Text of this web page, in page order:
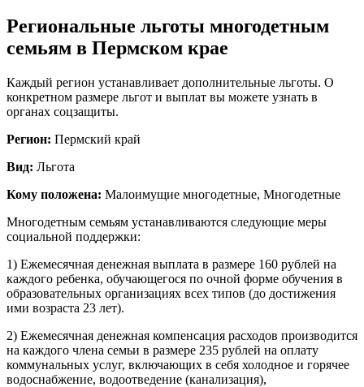
Региональные льготы многодетным
семьям в Пермском крае
Каждый регион устанавливает дополнительные льготы. О
конкретном размере льгот и выплат вы можете узнать в
органах соцзащиты.
Регион: Пермский край
Вид: Льгота
Кому положена: Малоимущие многодетные, Многодетные
Многодетным семьям устанавливаются следующие меры
социальной поддержки:
1) Ежемесячная денежная выплата в размере 160 рублей на
каждого ребенка, обучающегося по очной форме обучения в
образовательных организациях всех типов (до достижения
ими возраста 23 лет).
2) Ежемесячная денежная компенсация расходов производится
на каждого члена семьи в размере 235 рублей на оплату
коммунальных услуг, включающих в себя холодное и горячее
водоснабжение, водоотведение (канализация),